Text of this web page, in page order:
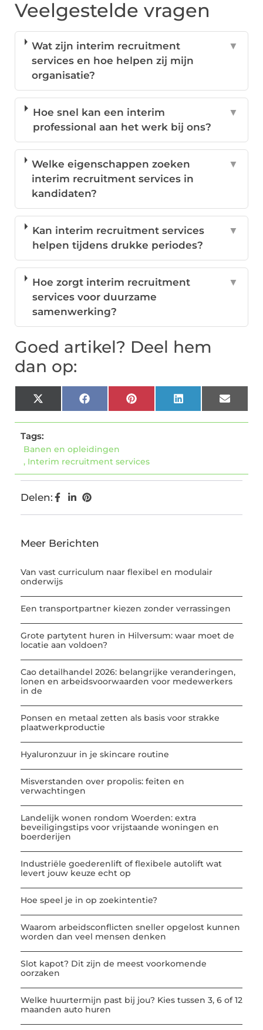
Veelgestelde vragen
Wat zijn interim recruitment
services en hoe helpen zij mijn
organisatie?
▼
Hoe snel kan een interim
professional aan het werk bij ons?
▼
Welke eigenschappen zoeken
interim recruitment services in
kandidaten?
▼
Kan interim recruitment services
helpen tijdens drukke periodes?
▼
Hoe zorgt interim recruitment
services voor duurzame
samenwerking?
▼
Goed artikel? Deel hem
dan op:
X
(Twitter)
FacebookPinterestLinkedInEmail
Tags:
Banen en opleidingen
, Interim recruitment services
Delen:
Meer Berichten
Van vast curriculum naar flexibel en modulair
onderwijs
Een transportpartner kiezen zonder verrassingen
Grote partytent huren in Hilversum: waar moet de
locatie aan voldoen?
Cao detailhandel 2026: belangrijke veranderingen,
lonen en arbeidsvoorwaarden voor medewerkers
in de
Ponsen en metaal zetten als basis voor strakke
plaatwerkproductie
Hyaluronzuur in je skincare routine
Misverstanden over propolis: feiten en
verwachtingen
Landelijk wonen rondom Woerden: extra
beveiligingstips voor vrijstaande woningen en
boerderijen
Industriële goederenlift of flexibele autolift wat
levert jouw keuze echt op
Hoe speel je in op zoekintentie?
Waarom arbeidsconflicten sneller opgelost kunnen
worden dan veel mensen denken
Slot kapot? Dit zijn de meest voorkomende
oorzaken
Welke huurtermijn past bij jou? Kies tussen 3, 6 of 12
maanden auto huren